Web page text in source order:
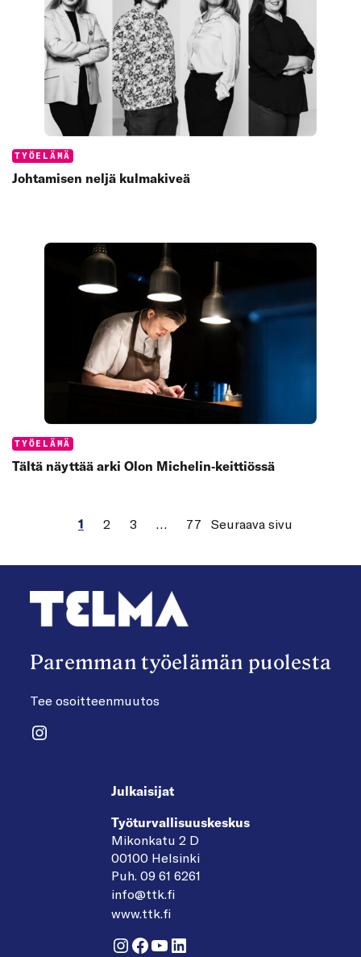
Categories:
TYÖELÄMÄ
Johtamisen neljä kulmakiveä
Categories:
TYÖELÄMÄ
Tältä näyttää arki Olon Michelin‑keittiössä
1 2 3 … 77 Seuraava sivu
Paremman työelämän puolesta
Tee osoitteenmuutos
Instagram
Julkaisijat
Työturvallisuuskeskus
Mikonkatu 2 D
00100 Helsinki
Puh. 09 61 6261
info@ttk.fi
www.ttk.fi
Instagram
Facebook
YouTube
LinkedIn